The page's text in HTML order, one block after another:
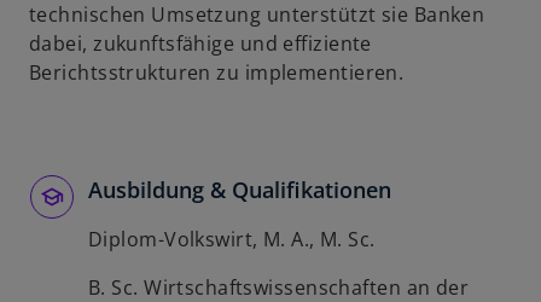
technischen Umsetzung unterstützt sie Banken
dabei, zukunftsfähige und effiziente
Berichtsstrukturen zu implementieren.
Ausbildung & Qualifikationen
Diplom-Volkswirt, M. A., M. Sc.
B. Sc. Wirtschaftswissenschaften an der